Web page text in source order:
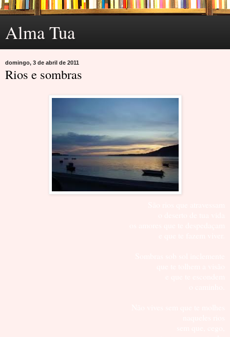
Alma Tua
domingo, 3 de abril de 2011
Rios e sombras